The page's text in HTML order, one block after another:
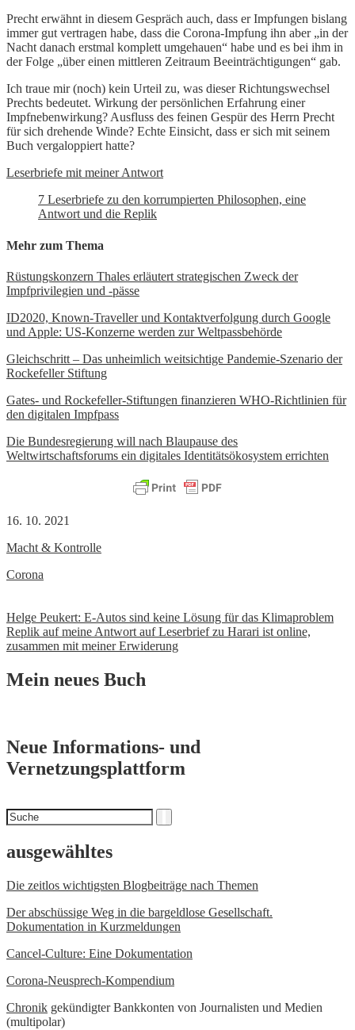
Precht erwähnt in diesem Gespräch auch, dass er Impfungen bislang
immer gut vertragen habe, dass die Corona-Impfung ihn aber „in der
Nacht danach erstmal komplett umgehauen“ habe und es bei ihm in
der Folge „über einen mittleren Zeitraum Beeinträchtigungen“ gab.
Ich traue mir (noch) kein Urteil zu, was dieser Richtungswechsel
Prechts bedeutet. Wirkung der persönlichen Erfahrung einer
Impfnebenwirkung? Ausfluss des feinen Gespür des Herrn Precht
für sich drehende Winde? Echte Einsicht, dass er sich mit seinem
Buch vergaloppiert hatte?
Leserbriefe mit meiner Antwort
7 Leserbriefe zu den korrumpierten Philosophen, eine
Antwort und die Replik
Mehr zum Thema
Rüstungskonzern Thales erläutert strategischen Zweck der
Impfprivilegien und -pässe
ID2020, Known-Traveller und Kontaktverfolgung durch Google
und Apple: US-Konzerne werden zur Weltpassbehörde
Gleichschritt – Das unheimlich weitsichtige Pandemie-Szenario der
Rockefeller Stiftung
Gates- und Rockefeller-Stiftungen finanzieren WHO-Richtlinien für
den digitalen Impfpass
Die Bundesregierung will nach Blaupause des
Weltwirtschaftsforums ein digitales Identitätsökosystem errichten
16. 10. 2021
Macht & Kontrolle
Corona
Beitrags-
Navigation
Helge Peukert: E-Autos sind keine Lösung für das Klimaproblem
Replik auf meine Antwort auf Leserbrief zu Harari ist online,
zusammen mit meiner Erwiderung
Mein neues Buch
Neue Informations- und
Vernetzungsplattform
Suchen
nach
ausgewähltes
Die zeitlos wichtigsten Blogbeiträge nach Themen
Der abschüssige Weg in die bargeldlose Gesellschaft.
Dokumentation in Kurzmeldungen
Cancel-Culture: Eine Dokumentation
Corona-Neusprech-Kompendium
Chronik gekündigter Bankkonten von Journalisten und Medien
(multipolar)